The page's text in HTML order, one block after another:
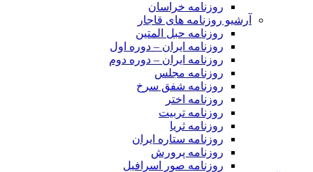
روزنامه خراسان
آرشیو روزنامه های قاجار
روزنامه حبل المتین
روزنامه ایران – دوره اول
روزنامه ایران – دوره دوم
روزنامه مجلس
روزنامه شفق سرخ
روزنامه اختر
روزنامه تربیت
روزنامه ثریا
روزنامه ستاره ایران
روزنامه پرورش
روزنامه صور اسرافیل